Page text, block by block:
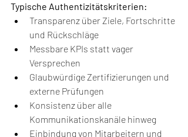
Typische Authentizitätskriterien:
Transparenz über Ziele, Fortschritte
und Rückschläge
Messbare KPIs statt vager
Versprechen
Glaubwürdige Zertifizierungen und
externe Prüfungen
Konsistenz über alle
Kommunikationskanäle hinweg
Einbindung von Mitarbeitern und